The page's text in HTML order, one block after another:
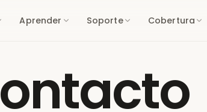
Aprender Soporte Cobertura